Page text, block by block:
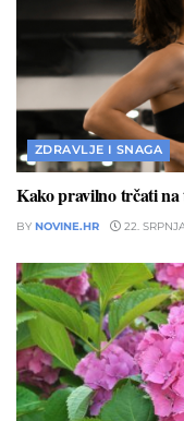
ZDRAVLJE I SNAGA
Kako pravilno trčati
BY NOVINE.HR 22.